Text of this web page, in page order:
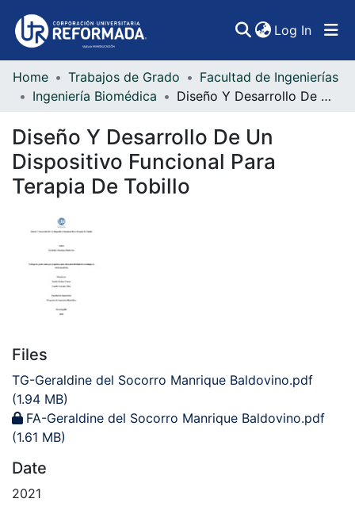
Log In
Communities & Collections
Statistics
Home Trabajos de Grado
Facultad de Ingenierías
Ingeniería Biomédica
Diseño Y Desarrollo De Un Dispositivo Funcional Para Terapia De Tobillo
Diseño Y Desarrollo De Un
Dispositivo Funcional Para
Terapia De Tobillo
Files
TG-Geraldine del Socorro Manrique Baldovino.pdf
(1.94 MB)
FA-Geraldine del Socorro Manrique Baldovino.pdf
(1.61 MB)
Date
2021